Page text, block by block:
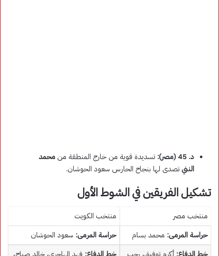
د. 45 (مصر): تسديدة قوية من خارج المنطقة من محمد
النني تصدى لها بنجاح الحارس سعود الحوشان.
تشكيل الفريقين في الشوط الأول
منتخب مصر
منتخب الكويت
حراسة المرمى: محمد بسام حراسة المرمى: سعود الحوشان